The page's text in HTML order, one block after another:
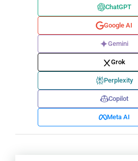
ChatGPT
Google AI
Gemini
Grok
Perplexity
Copilot
Meta AI